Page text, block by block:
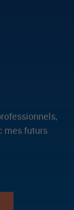
mes futurs